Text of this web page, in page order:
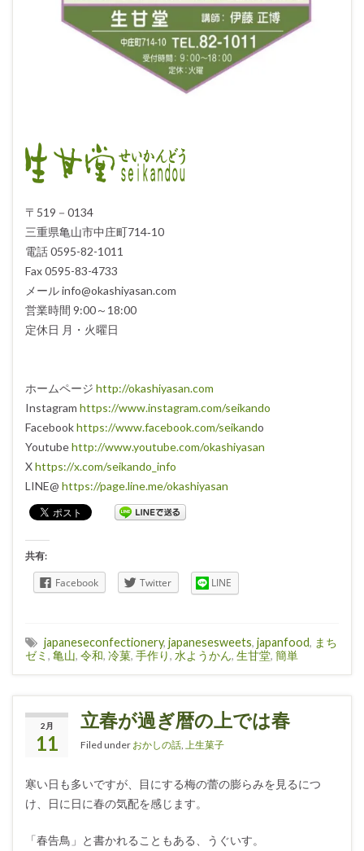
〒519－0134
三重県亀山市中庄町714‐10
電話 0595-82-1011
Fax 0595-83-4733
メール info@okashiyasan.com
営業時間 9:00～18:00
定休日 月・火曜日
ホームページ http://okashiyasan.com
Instagram https://www.instagram.com/seikando
Facebookhttps://www.facebook.com/seikando
Youtubehttp://www.youtube.com/okashiyasan
Xhttps://x.com/seikando_info
LINE@ https://page.line.me/okashiyasan
共有:
Facebook Twitter LINE
japaneseconfectionery, japanesesweets, japanfood, まち
ゼミ , 亀山, 令和, 冷菓, 手作り, 水ようかん, 生甘堂, 簡単
2月
11
立春が過ぎ暦の上では春
Filed under おかしの話 上生菓子
寒い日も多いですが、目にする梅の蕾の膨らみを見るにつ
け、日に日に春の気配を感じます。
「春告鳥」と書かれることもある、うぐいす。